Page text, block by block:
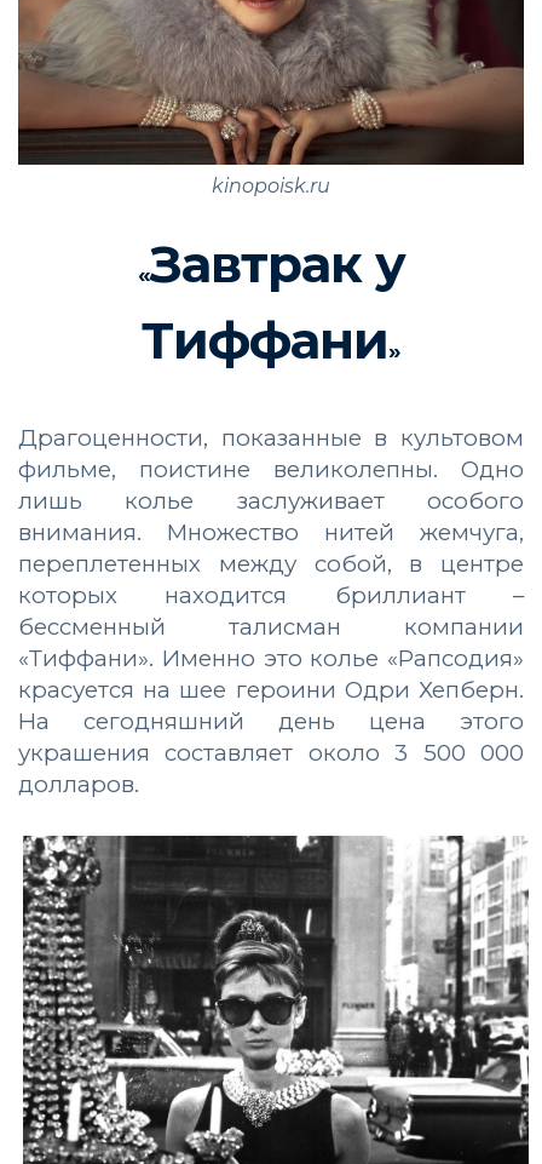
kinopoisk.ru
«Завтрак у
Тиффани»
Драгоценности, показанные в культовом
фильме, поистине великолепны. Одно
лишь колье заслуживает особого
внимания. Множество нитей жемчуга,
переплетенных между собой, в центре
которых находится бриллиант –
бессменный талисман компании
«Тиффани». Именно это колье «Рапсодия»
красуется на шее героини Одри Хепберн.
На сегодняшний день цена этого
украшения составляет около 3 500 000
долларов.